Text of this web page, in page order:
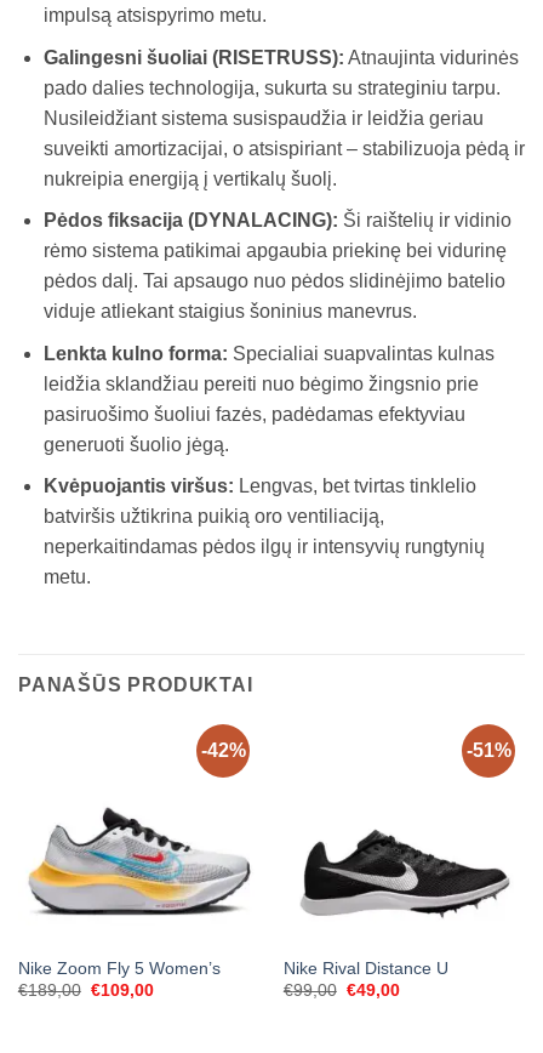
impulsą atsispyrimo metu.
Galingesni šuoliai (RISETRUSS): Atnaujinta vidurinės
pado dalies technologija, sukurta su strateginiu tarpu.
Nusileidžiant sistema susispaudžia ir leidžia geriau
suveikti amortizacijai, o atsispiriant – stabilizuoja pėdą ir
nukreipia energiją į vertikalų šuolį.
Pėdos fiksacija (DYNALACING): Ši raištelių ir vidinio
rėmo sistema patikimai apgaubia priekinę bei vidurinę
pėdos dalį. Tai apsaugo nuo pėdos slidinėjimo batelio
viduje atliekant staigius šoninius manevrus.
Lenkta kulno forma: Specialiai suapvalintas kulnas
leidžia sklandžiau pereiti nuo bėgimo žingsnio prie
pasiruošimo šuoliui fazės, padėdamas efektyviau
generuoti šuolio jėgą.
Kvėpuojantis viršus: Lengvas, bet tvirtas tinklelio
batviršis užtikrina puikią oro ventiliaciją,
neperkaitindamas pėdos ilgų ir intensyvių rungtynių
metu.
PANAŠŪS PRODUKTAI
-42%
Nike Zoom Fly 5 Women’s
€189,00 Original
€109,00Current
-51%
Nike Rival Distance U
€99,00 Original
€49,00Current